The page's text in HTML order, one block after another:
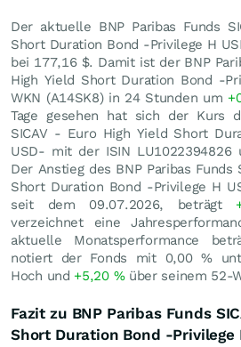
Der aktuelle BNP Paribas Funds
Short Duration Bond -Privilege H
bei 177,16 $. Damit ist der BNP
High Yield Short Duration Bond -
WKN (A14SK8) in 24 Stunden um
Tage gesehen hat sich der Kurs
SICAV - Euro High Yield Short
USD- mit der ISIN LU1022394826
Der Anstieg des BNP Paribas Funds
Short Duration Bond -Privilege H
seit dem 09.07.2026, beträgt
verzeichnet eine
aktuelle Monatsperformance
notiert der Fonds mit 0,00%
Hoch und +5,20 %über seinem 52-
Fazit zu BNP Paribas Funds
Short Duration Bond -Privilege